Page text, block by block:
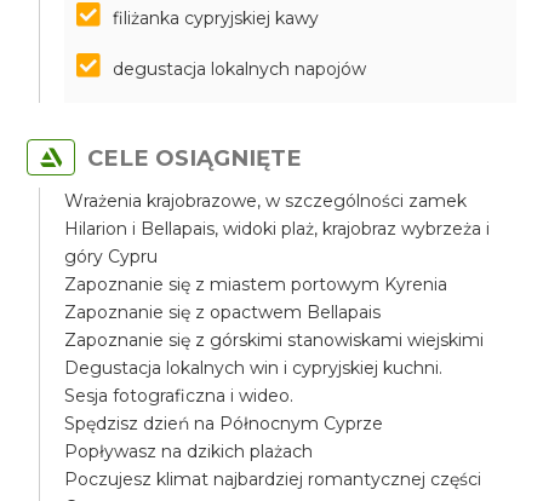
filiżanka cypryjskiej kawy
degustacja lokalnych napojów
CELE OSIĄGNIĘTE
Wrażenia krajobrazowe, w szczególności zamek
Hilarion i Bellapais, widoki plaż, krajobraz wybrzeża i
góry Cypru
Zapoznanie się z miastem portowym Kyrenia
Zapoznanie się z opactwem Bellapais
Zapoznanie się z górskimi stanowiskami wiejskimi
Degustacja lokalnych win i cypryjskiej kuchni.
Sesja fotograficzna i wideo.
Spędzisz dzień na Północnym Cyprze
Popływasz na dzikich plażach
Poczujesz klimat najbardziej romantycznej części